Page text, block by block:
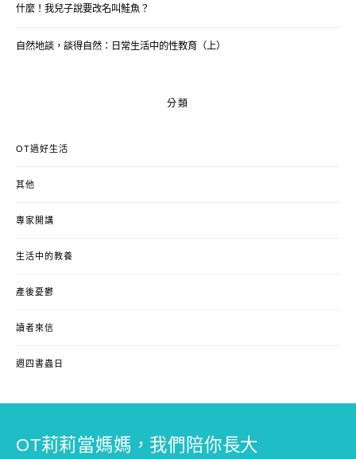
什麼！我兒子說要改名叫鮭魚？
自然地談，談得自然：日常生活中的性教育（上）
分類
OT過好生活
其他
專家開講
生活中的教養
產後憂鬱
讀者來信
週四書蟲日
OT莉莉當媽媽，我們陪你長大